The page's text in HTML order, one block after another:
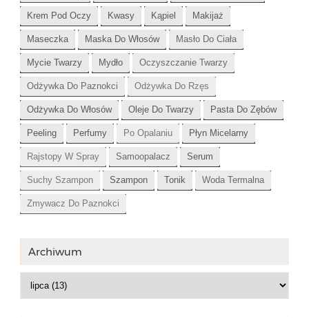
Krem Pod Oczy Kwasy Kąpiel Makijaż
Maseczka Maska Do Włosów Masło Do Ciała
Mycie Twarzy Mydło Oczyszczanie Twarzy
Odżywka Do Paznokci Odżywka Do Rzęs
Odżywka Do Włosów Oleje Do Twarzy Pasta Do Zębów
Peeling Perfumy Po Opalaniu Płyn Micelarny
Rajstopy W Spray Samoopalacz Serum
Suchy Szampon Szampon Tonik Woda Termalna
Zmywacz Do Paznokci
Archiwum